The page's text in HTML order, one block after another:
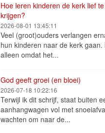
Hoe leren kinderen de kerk lief te
krijgen?
2026-08-01 13:45:11
Veel (groot)ouders verlangen
hun kinderen naar de kerk gaan.
alleen omdat het...
God geeft groei (en bloei)
2026-07-18 10:22:16
Terwijl ik dit schrijf, staat buiten
aanhangwagen vol met
wachten om naar de...